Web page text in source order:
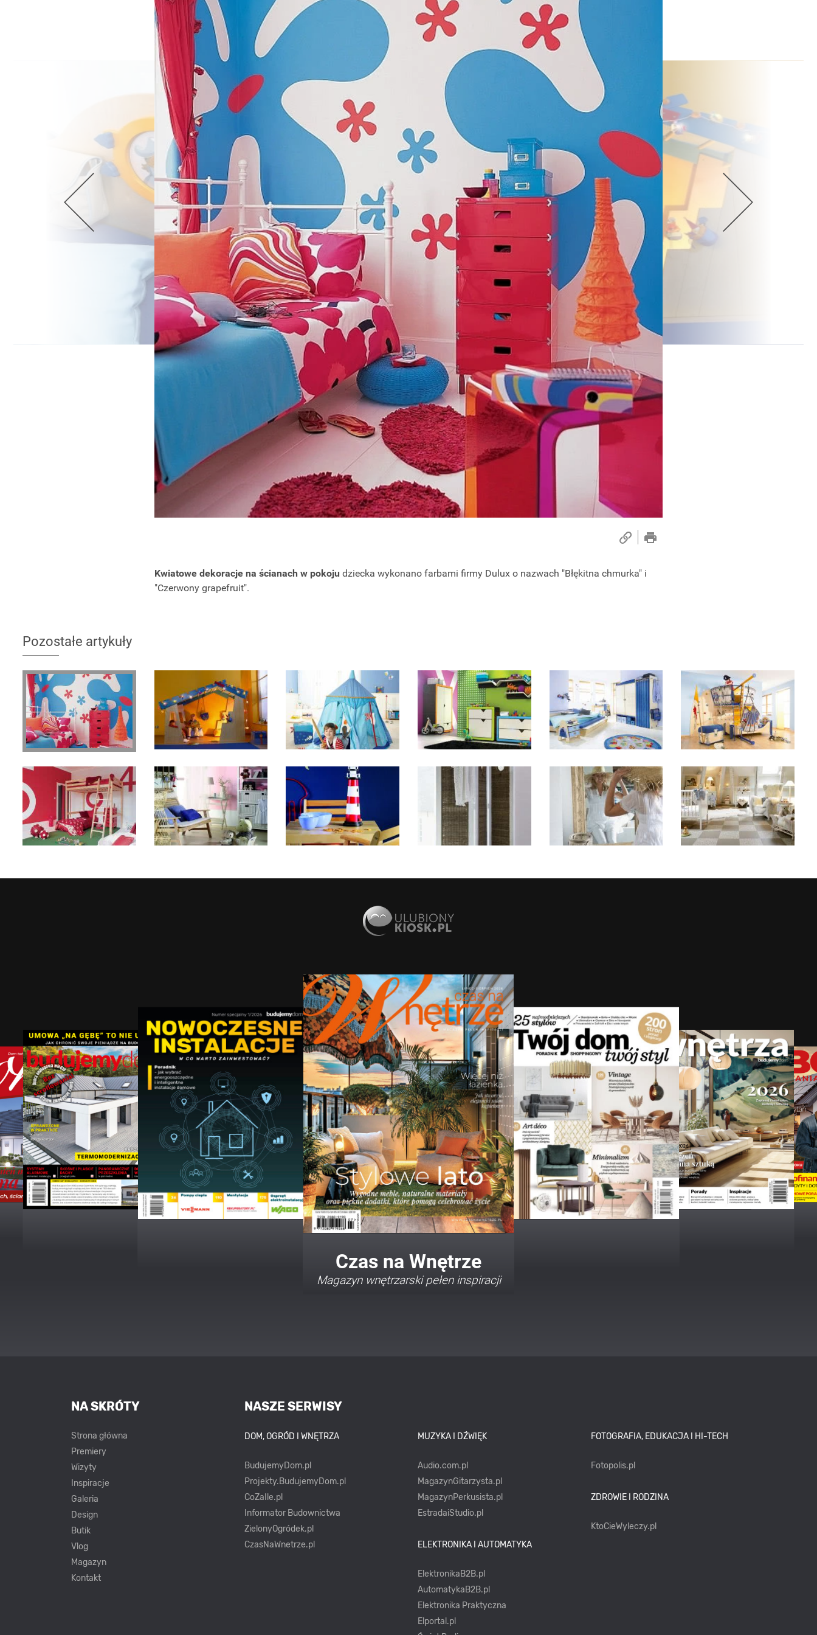
Wellnes
DIY
Kwiatowe dekoracje na ścianach w pokoju dziecka wykonano farbami firmy Dulux o nazwach "Błękitna chmurka" i
"Czerwony grapefruit".
Pozostałe artykuły
Twój Dom Twój Styl
Porady i inspiracje w najmodniejszych
NASZE SERWISY
DOM, OGRÓD I WNĘTRZA
BudujemyDom.pl
Projekty.BudujemyDom.pl
CoZaIle.pl
Informator Budownictwa
ZielonyOgródek.pl
CzasNaWnetrze.pl
MUZYKA I DŹWIĘK
Audio.com.pl
MagazynGitarzysta.pl
MagazynPerkusista.pl
EstradaiStudio.pl
ELEKTRONIKA I AUTOMATYKA
ElektronikaB2B.pl
AutomatykaB2B.pl
Elektronika Praktyczna
Elportal.pl
FOTOGRAFIA, EDUKACJA I HI-TECH
Fotopolis.pl
ZDROWIE I RODZINA
KtoCieWyleczy.pl
NA SKRÓTY
Strona główna
Premiery
Wizyty
Inspiracje
Galeria
Design
Butik
Vlog
Magazyn
Kontakt